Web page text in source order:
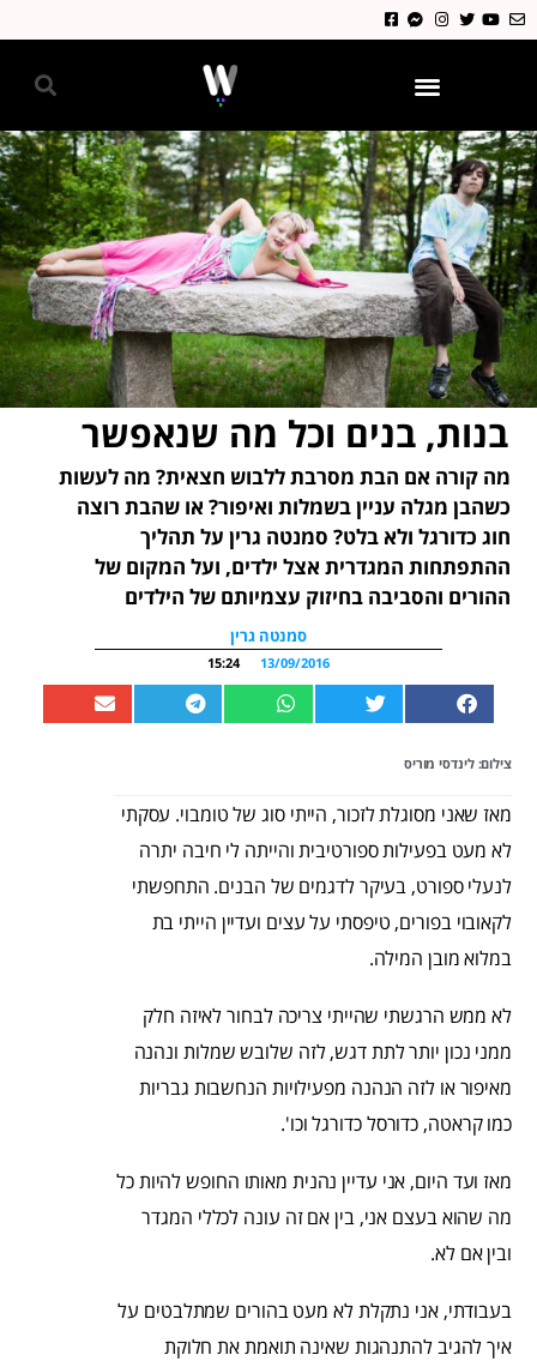
בנות, בנים וכל מה שנאפשר
מה קורה אם הבת מסרבת ללבוש חצאית? מה לעשות
כשהבן מגלה עניין בשמלות ואיפור? או שהבת רוצה
חוג כדורגל ולא בלט? סמנטה גרין על תהליך
ההתפתחות המגדרית אצל ילדים, ועל המקום של
ההורים והסביבה בחיזוק עצמיותם של הילדים
סמנטה גרין
13/09/2016
15:24
צילום: לינדסי מוריס
מאז שאני מסוגלת לזכור, הייתי סוג של טומבוי. עסקתי
לא מעט בפעילות ספורטיבית והייתה לי חיבה יתרה
לנעלי ספורט, בעיקר לדגמים של הבנים. התחפשתי
לקאובוי בפורים, טיפסתי על עצים ועדיין הייתי בת
במלוא מובן המילה.
לא ממש הרגשתי שהייתי צריכה לבחור לאיזה חלק
ממני נכון יותר לתת דגש, לזה שלובש שמלות ונהנה
מאיפור או לזה הנהנה מפעילויות הנחשבות גבריות
כמו קראטה, כדורסל כדורגל וכו'.
מאז ועד היום, אני עדיין נהנית מאותו החופש להיות כל
מה שהוא בעצם אני, בין אם זה עונה לכללי המגדר
ובין אם לא.
בעבודתי, אני נתקלת לא מעט בהורים שמתלבטים על
איך להגיב להתנהגות שאינה תואמת את חלוקת